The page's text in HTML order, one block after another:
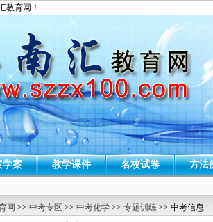
教育网！
学案 教学课件 名校试卷 方法
网 >> 中考专区 >> 中考化学 >> 专题训练 >> 中考信息